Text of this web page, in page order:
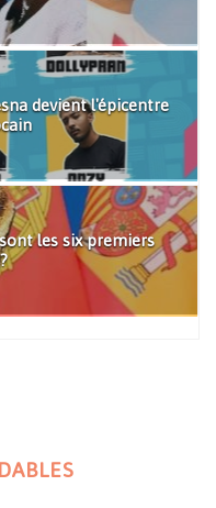
devient l'épicentre
les six premiers